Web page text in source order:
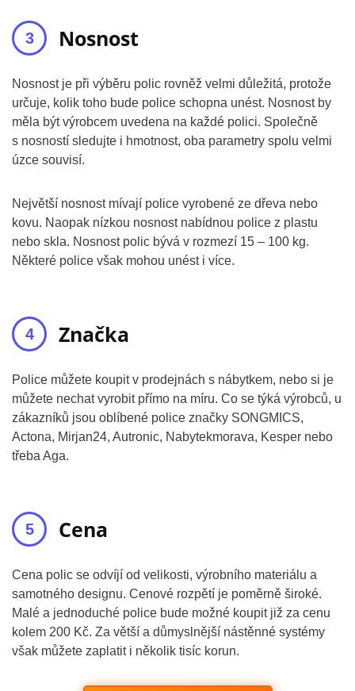
Nosnost
Nosnost je při výběru polic rovněž velmi důležitá, protože
určuje, kolik toho bude police schopna unést. Nosnost by
měla být výrobcem uvedena na každé polici. Společně
s nosností sledujte i hmotnost, oba parametry spolu velmi
úzce souvisí.
Největší nosnost mívají police vyrobené ze dřeva nebo
kovu. Naopak nízkou nosnost nabídnou police z plastu
nebo skla. Nosnost polic bývá v rozmezí 15 – 100 kg.
Některé police však mohou unést i více.
Značka
Police můžete koupit v prodejnách s nábytkem, nebo si je
můžete nechat vyrobit přímo na míru. Co se týká výrobců, u
zákazníků jsou oblíbené police značky SONGMICS,
Actona, Mirjan24, Autronic, Nabytekmorava, Kesper nebo
třeba Aga.
Cena
Cena polic se odvíjí od velikosti, výrobního materiálu a
samotného designu. Cenové rozpětí je poměrně široké.
Malé a jednoduché police bude možné koupit již za cenu
kolem 200 Kč. Za větší a důmyslnější nástěnné systémy
však můžete zaplatit i několik tisíc korun.